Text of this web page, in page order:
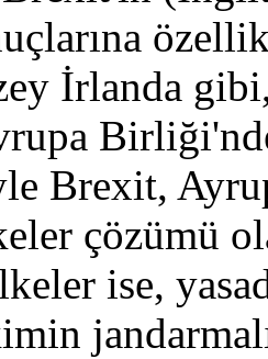
İrlanda
Brexit,
çözümü
ise,